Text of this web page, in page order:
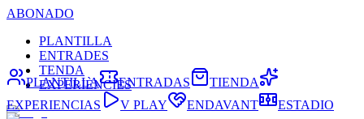
ABONADO
PLANTILLA
ENTRADES
TENDA
EXPERIÈNCIES
PLANTILLA ENTRADAS
TIENDA
EXPERIENCIAS
V PLAY ENDAVANT ESTADIO